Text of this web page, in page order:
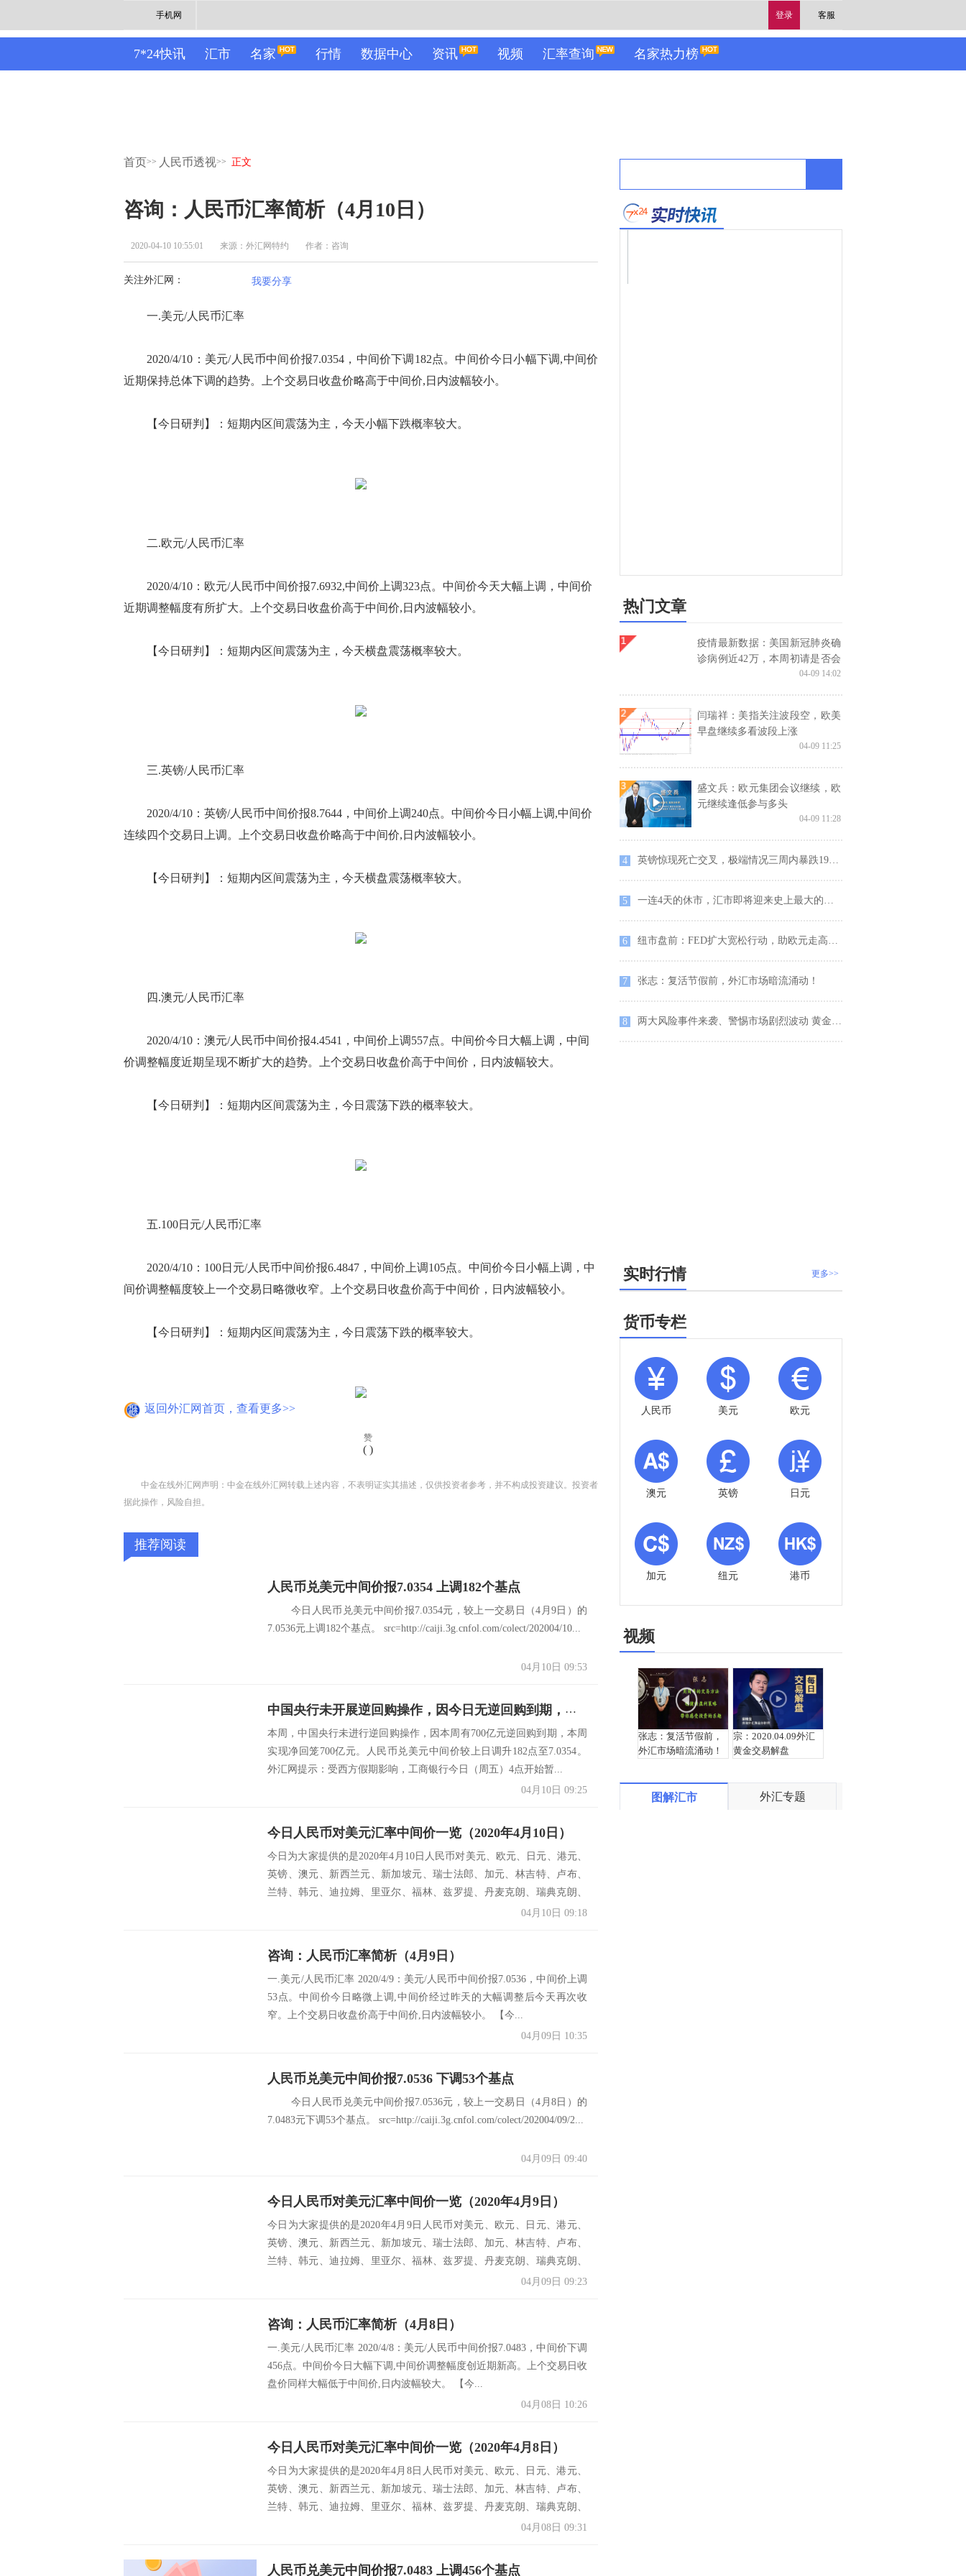
登录 客服
手机网
7*24快讯 汇市 名家 行情 数据中心 资讯 视频 汇率查询 名家热力榜
首页>> 人民币透视>> 正文
咨询：人民币汇率简析（4月10日）
2020-04-10 10:55:01 来源：外汇网特约 作者：咨询
关注外汇网： 我要分享
一.美元/人民币汇率
2020/4/10：美元/人民币中间价报7.0354，中间价下调182点。中间价今日小幅下调,中间价
近期保持总体下调的趋势。上个交易日收盘价略高于中间价,日内波幅较小。
【今日研判】：短期内区间震荡为主，今天小幅下跌概率较大。
二.欧元/人民币汇率
2020/4/10：欧元/人民币中间价报7.6932,中间价上调323点。中间价今天大幅上调，中间价
近期调整幅度有所扩大。上个交易日收盘价高于中间价,日内波幅较小。
【今日研判】：短期内区间震荡为主，今天横盘震荡概率较大。
三.英镑/人民币汇率
2020/4/10：英镑/人民币中间价报8.7644，中间价上调240点。中间价今日小幅上调,中间价
连续四个交易日上调。上个交易日收盘价略高于中间价,日内波幅较小。
【今日研判】：短期内区间震荡为主，今天横盘震荡概率较大。
四.澳元/人民币汇率
2020/4/10：澳元/人民币中间价报4.4541，中间价上调557点。中间价今日大幅上调，中间
价调整幅度近期呈现不断扩大的趋势。上个交易日收盘价高于中间价，日内波幅较大。
【今日研判】：短期内区间震荡为主，今日震荡下跌的概率较大。
五.100日元/人民币汇率
2020/4/10：100日元/人民币中间价报6.4847，中间价上调105点。中间价今日小幅上调，中
间价调整幅度较上一个交易日略微收窄。上个交易日收盘价高于中间价，日内波幅较小。
【今日研判】：短期内区间震荡为主，今日震荡下跌的概率较大。
返回外汇网首页，查看更多>>
赞
( )
中金在线外汇网声明：中金在线外汇网转载上述内容，不表明证实其描述，仅供投资者参考，并不构成投资建议。投资者
据此操作，风险自担。
推荐阅读
人民币兑美元中间价报7.0354 上调182个基点
今日人民币兑美元中间价报7.0354元，较上一交易日（4月9日）的
7.0536元上调182个基点。 src=http://caiji.3g.cnfol.com/colect/202004/10...
04月10日 09:53
中国央行未开展逆回购操作，因今日无逆回购到期，当日实现零投放零回笼。
本周，中国央行未进行逆回购操作，因本周有700亿元逆回购到期，本周
实现净回笼700亿元。人民币兑美元中间价较上日调升182点至7.0354。
外汇网提示：受西方假期影响，工商银行今日（周五）4点开始暂...
04月10日 09:25
今日人民币对美元汇率中间价一览（2020年4月10日）
今日为大家提供的是2020年4月10日人民币对美元、欧元、日元、港元、
英镑、澳元、新西兰元、新加坡元、瑞士法郎、加元、林吉特、卢布、
兰特、韩元、迪拉姆、里亚尔、福林、兹罗提、丹麦克朗、瑞典克朗、
04月10日 09:18
咨询：人民币汇率简析（4月9日）
一.美元/人民币汇率 2020/4/9：美元/人民币中间价报7.0536，中间价上调
53点。中间价今日略微上调,中间价经过昨天的大幅调整后今天再次收
窄。上个交易日收盘价高于中间价,日内波幅较小。 【今...
04月09日 10:35
人民币兑美元中间价报7.0536 下调53个基点
今日人民币兑美元中间价报7.0536元，较上一交易日（4月8日）的
7.0483元下调53个基点。 src=http://caiji.3g.cnfol.com/colect/202004/09/2...
04月09日 09:40
今日人民币对美元汇率中间价一览（2020年4月9日）
今日为大家提供的是2020年4月9日人民币对美元、欧元、日元、港元、
英镑、澳元、新西兰元、新加坡元、瑞士法郎、加元、林吉特、卢布、
兰特、韩元、迪拉姆、里亚尔、福林、兹罗提、丹麦克朗、瑞典克朗、
04月09日 09:23
咨询：人民币汇率简析（4月8日）
一.美元/人民币汇率 2020/4/8：美元/人民币中间价报7.0483，中间价下调
456点。中间价今日大幅下调,中间价调整幅度创近期新高。上个交易日收
盘价同样大幅低于中间价,日内波幅较大。 【今...
04月08日 10:26
今日人民币对美元汇率中间价一览（2020年4月8日）
今日为大家提供的是2020年4月8日人民币对美元、欧元、日元、港元、
英镑、澳元、新西兰元、新加坡元、瑞士法郎、加元、林吉特、卢布、
兰特、韩元、迪拉姆、里亚尔、福林、兹罗提、丹麦克朗、瑞典克朗、
04月08日 09:31
人民币兑美元中间价报7.0483 上调456个基点
热门文章
疫情最新数据：美国新冠肺炎确
诊病例近42万，本周初请是否会
04-09 14:02
闫瑞祥：美指关注波段空，欧美
早盘继续多看波段上涨
04-09 11:25
盛文兵：欧元集团会议继续，欧
元继续逢低参与多头
04-09 11:28
4 英镑惊现死亡交叉，极端情况三周内暴跌1900点！机构为何如此悲观？
5 一连4天的休市，汇市即将迎来史上最大的行情？
6 纽市盘前：FED扩大宽松行动，助欧元走高80余点；美油剧震近10%，俄沙继续“扳手腕”
7 张志：复活节假前，外汇市场暗流涌动！
8 两大风险事件来袭、警惕市场剧烈波动 黄金、白银、欧元、美元指数、英镑、日元及澳元最新技术前景分析
更多>>
实时行情
货币专栏
人民币 美元 欧元
澳元 英镑 日元
加元 纽元 港币
视频
张志：复活节假前，
外汇市场暗流涌动！
宗：2020.04.09外汇
黄金交易解盘
图解汇市 外汇专题